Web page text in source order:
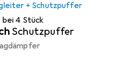
+ Schutzpuffer
bei 4 Stück
Schutzpuffer